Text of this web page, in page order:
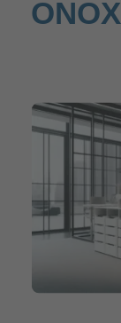
ONOX